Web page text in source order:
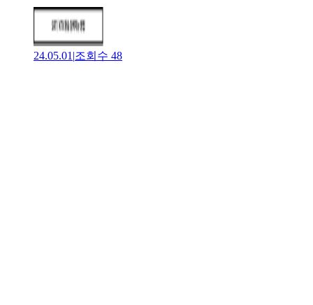
24.05.01 |조회수 48